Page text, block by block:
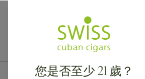
您是否至少 21 歲？
提供寄往加拿大、英國及澳洲的國際運送服務！